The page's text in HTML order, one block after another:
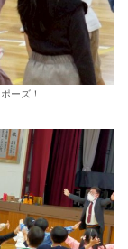
ーズ！